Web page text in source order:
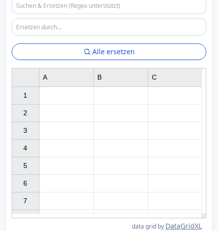
Alle ersetzen
1
2
3
4
5
6
7
A B C
data grid by DataGridXL